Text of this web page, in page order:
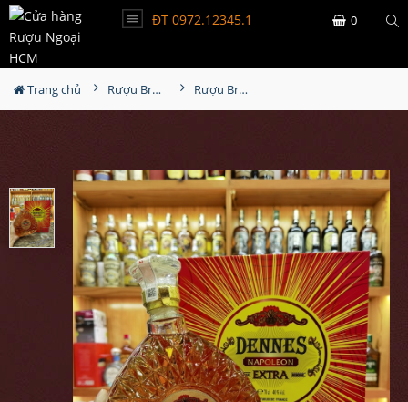
ĐT 0972.12345.1 0
Trang chủ Rượu Brandy Rượu Brandy Dennes Extra